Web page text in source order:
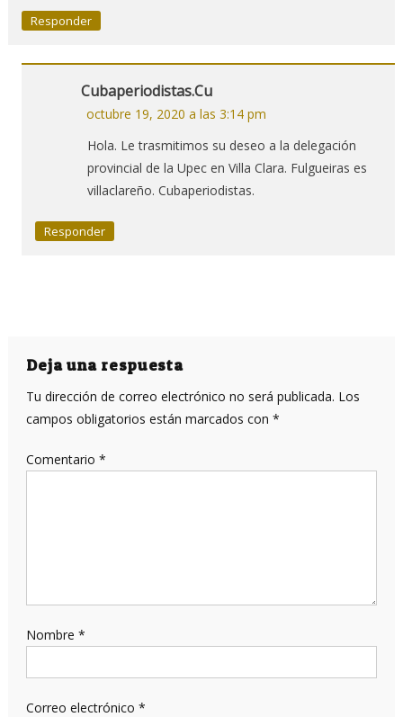
Responder
Cubaperiodistas.cu
octubre 19, 2020 a las 3:14 pm
Hola. Le trasmitimos su deseo a la delegación
provincial de la Upec en Villa Clara. Fulgueiras es
villaclareño. Cubaperiodistas.
Responder
Deja una respuesta
Tu dirección de correo electrónico no será publicada. Los
campos obligatorios están marcados con *
Comentario *
Nombre *
Correo electrónico *